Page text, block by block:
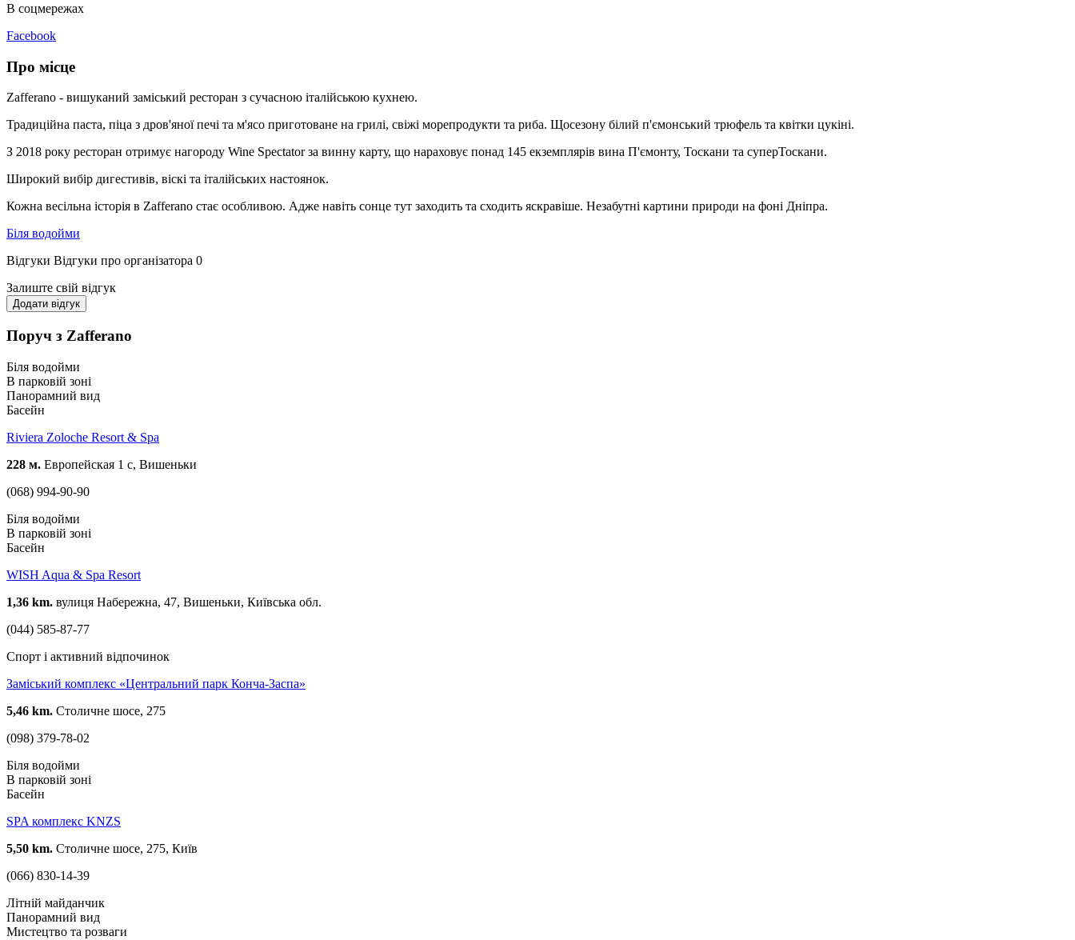
В соцмережах
Facebook
Про місце
Zafferano - вишуканий заміський ресторан з сучасною італійською кухнею.
Традиційна паста, піца з дров'яної печі та м'ясо приготоване на грилі, свіжі морепродукти та риба. Щосезону білий п'ємонський трюфель та квітки цукіні.
З 2018 року ресторан отримує нагороду Wine Spectator за винну карту, що нараховує понад 145 екземплярів вина П'ємонту, Тоскани та суперТоскани.
Широкий вибір дигестивів, віскі та італійських настоянок.
Кожна весільна історія в Zafferano стає особливою. Адже навіть сонце тут заходить та сходить яскравіше. Незабутні картини природи на фоні Дніпра.
Біля водойми
Відгуки Відгуки про організатора 0
Залиште свій відгук
Додати відгук
Поруч з Zafferano
Біля водойми
В парковій зоні
Панорамний вид
Басейн
Riviera Zoloche Resort & Spa
228 м. Европейская 1 с, Вишеньки
(068) 994-90-90
Біля водойми
В парковій зоні
Басейн
WISH Aqua & Spa Resort
1,36 km. вулиця Набережна, 47, Вишеньки, Київська обл.
(044) 585-87-77
Спорт і активний відпочинок
Замiський комплекс «Центральний парк Конча-Заспа»
5,46 km. Столичне шосе, 275
(098) 379-78-02
Біля водойми
В парковій зоні
Басейн
SPA комплекс KNZS
5,50 km. Столичне шосе, 275, Київ
(066) 830-14-39
Літній майданчик
Панорамний вид
Мистецтво та розваги